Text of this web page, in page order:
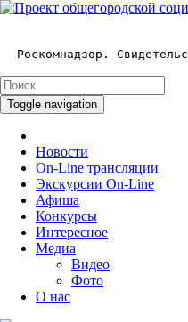
Роскомнадзор.
Toggle navigation
Новости
On-Line трансляции
Экскурсии On-Line
Афиша
Конкурсы
Интересное
Медиа
Видео
Фото
О нас